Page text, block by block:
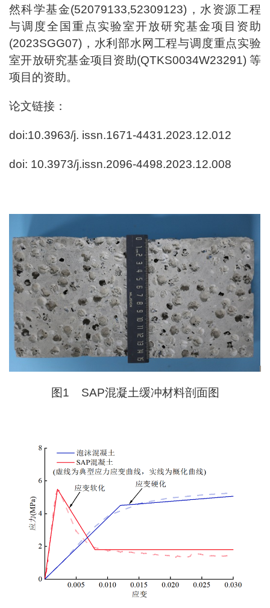
然科学基金(52079133,52309123)，水资源工程
与调度全国重点实验室开放研究基金项目资助
(2023SGG07)，水利部水网工程与调度重点实验
室开放研究基金项目资助(QTKS0034W23291) 等
项目的资助。
论文链接：
doi:10.3963/j. issn.1671-4431.2023.12.012
doi: 10.3973/j.issn.2096-4498.2023.12.008
图1 SAP混凝土缓冲材料剖面图